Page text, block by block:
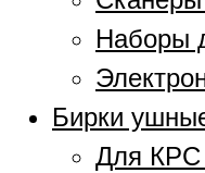
Наборы
Бирки
Для КРС